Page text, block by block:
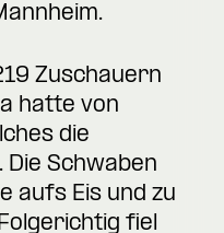
Zuschauern
hatte von
die
Schwaben
aufs Eis und zu
fiel